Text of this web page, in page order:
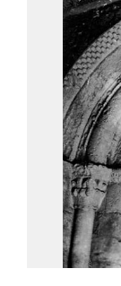
Irakurri